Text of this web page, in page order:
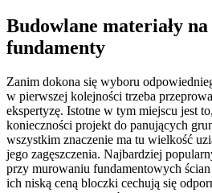
Budowlane materiały
fundamenty
Zanim dokona się wyboru
w pierwszej kolejności trzeba
ekspertyzę. Istotne w tym miejscu jest
konieczności projekt do panujących
wszystkim znaczenie ma tu wielkość
jego zagęszczenia. Najbardziej
przy murowaniu fundamentowych
ich niską ceną bloczki cechują się